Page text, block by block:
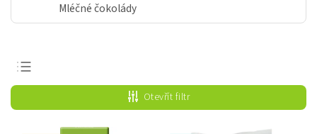
Mléčné čokolády
Nejprodávanější
Nejlevnější
Otevřít filtr